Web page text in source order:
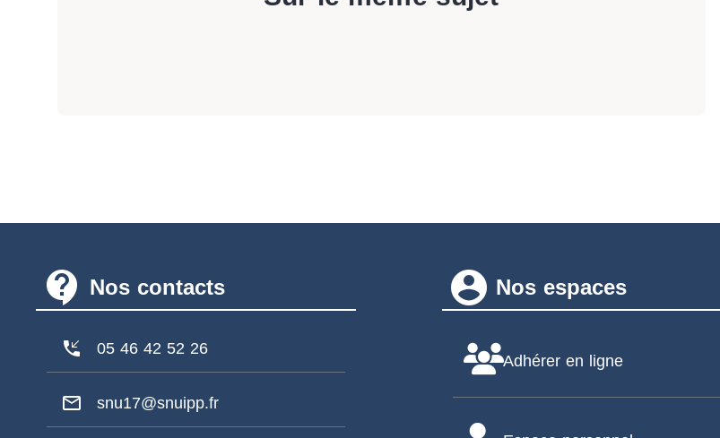
contact_support Nos contacts
phone_callback 05 46 42 52 26
mail_outline snu17@snuipp.fr
account_circle Nos espaces
Adhérer en ligne